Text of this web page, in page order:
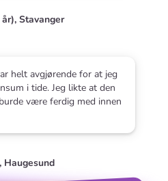
Stavanger
helt avgjørende for at jeg
i tide. Jeg likte at den
være ferdig med innen
Haugesund